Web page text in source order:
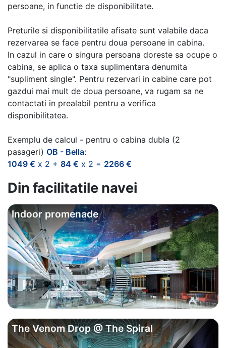
persoane, in functie de disponibilitate.
Preturile si disponibilitatile afisate sunt valabile daca
rezervarea se face pentru doua persoane in cabina.
In cazul in care o singura persoana doreste sa ocupe o
cabina, se aplica o taxa suplimentara denumita
"supliment single". Pentru rezervari in cabine care pot
gazdui mai mult de doua persoane, va rugam sa ne
contactati in prealabil pentru a verifica
disponibilitatea.
Exemplu de calcul - pentru o cabina dubla (2
pasageri) OB - Bella:
1049 € x 2 + 84 € x 2 = 2266 €
Din facilitatile navei
Indoor promenade
The Venom Drop @ The Spiral